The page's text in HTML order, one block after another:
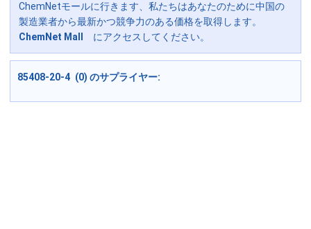
ChemNetモールに行きます、私たちはあなたのために中国の
製造業者から最新かつ競争力のある価格を取得します。
ChemNet Mall
にアクセスしてください。
85408-20-4 (0) のサプライヤー: